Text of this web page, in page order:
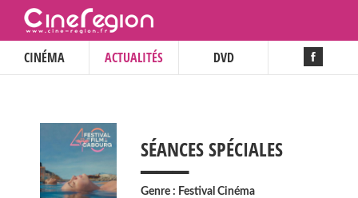
CINÉMA ACTUALITÉS DVD
SÉANCES SPÉCIALES
___
Genre : Festival Cinéma